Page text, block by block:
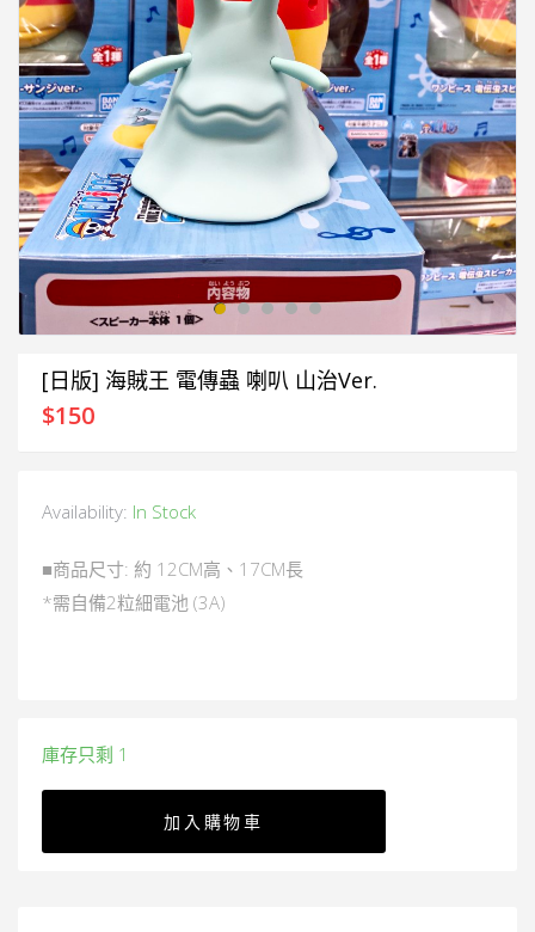
[日版] 海賊王 電傳蟲 喇叭 山治Ver.
$150
Availability: In Stock
■商品尺寸: 約 12CM高、17CM長
*需自備2粒細電池 (3A)
庫存只剩 1
加入購物車